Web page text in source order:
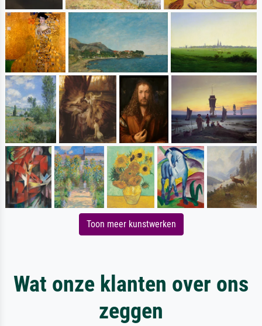
Toon meer kunstwerken
Wat onze klanten over ons
zeggen